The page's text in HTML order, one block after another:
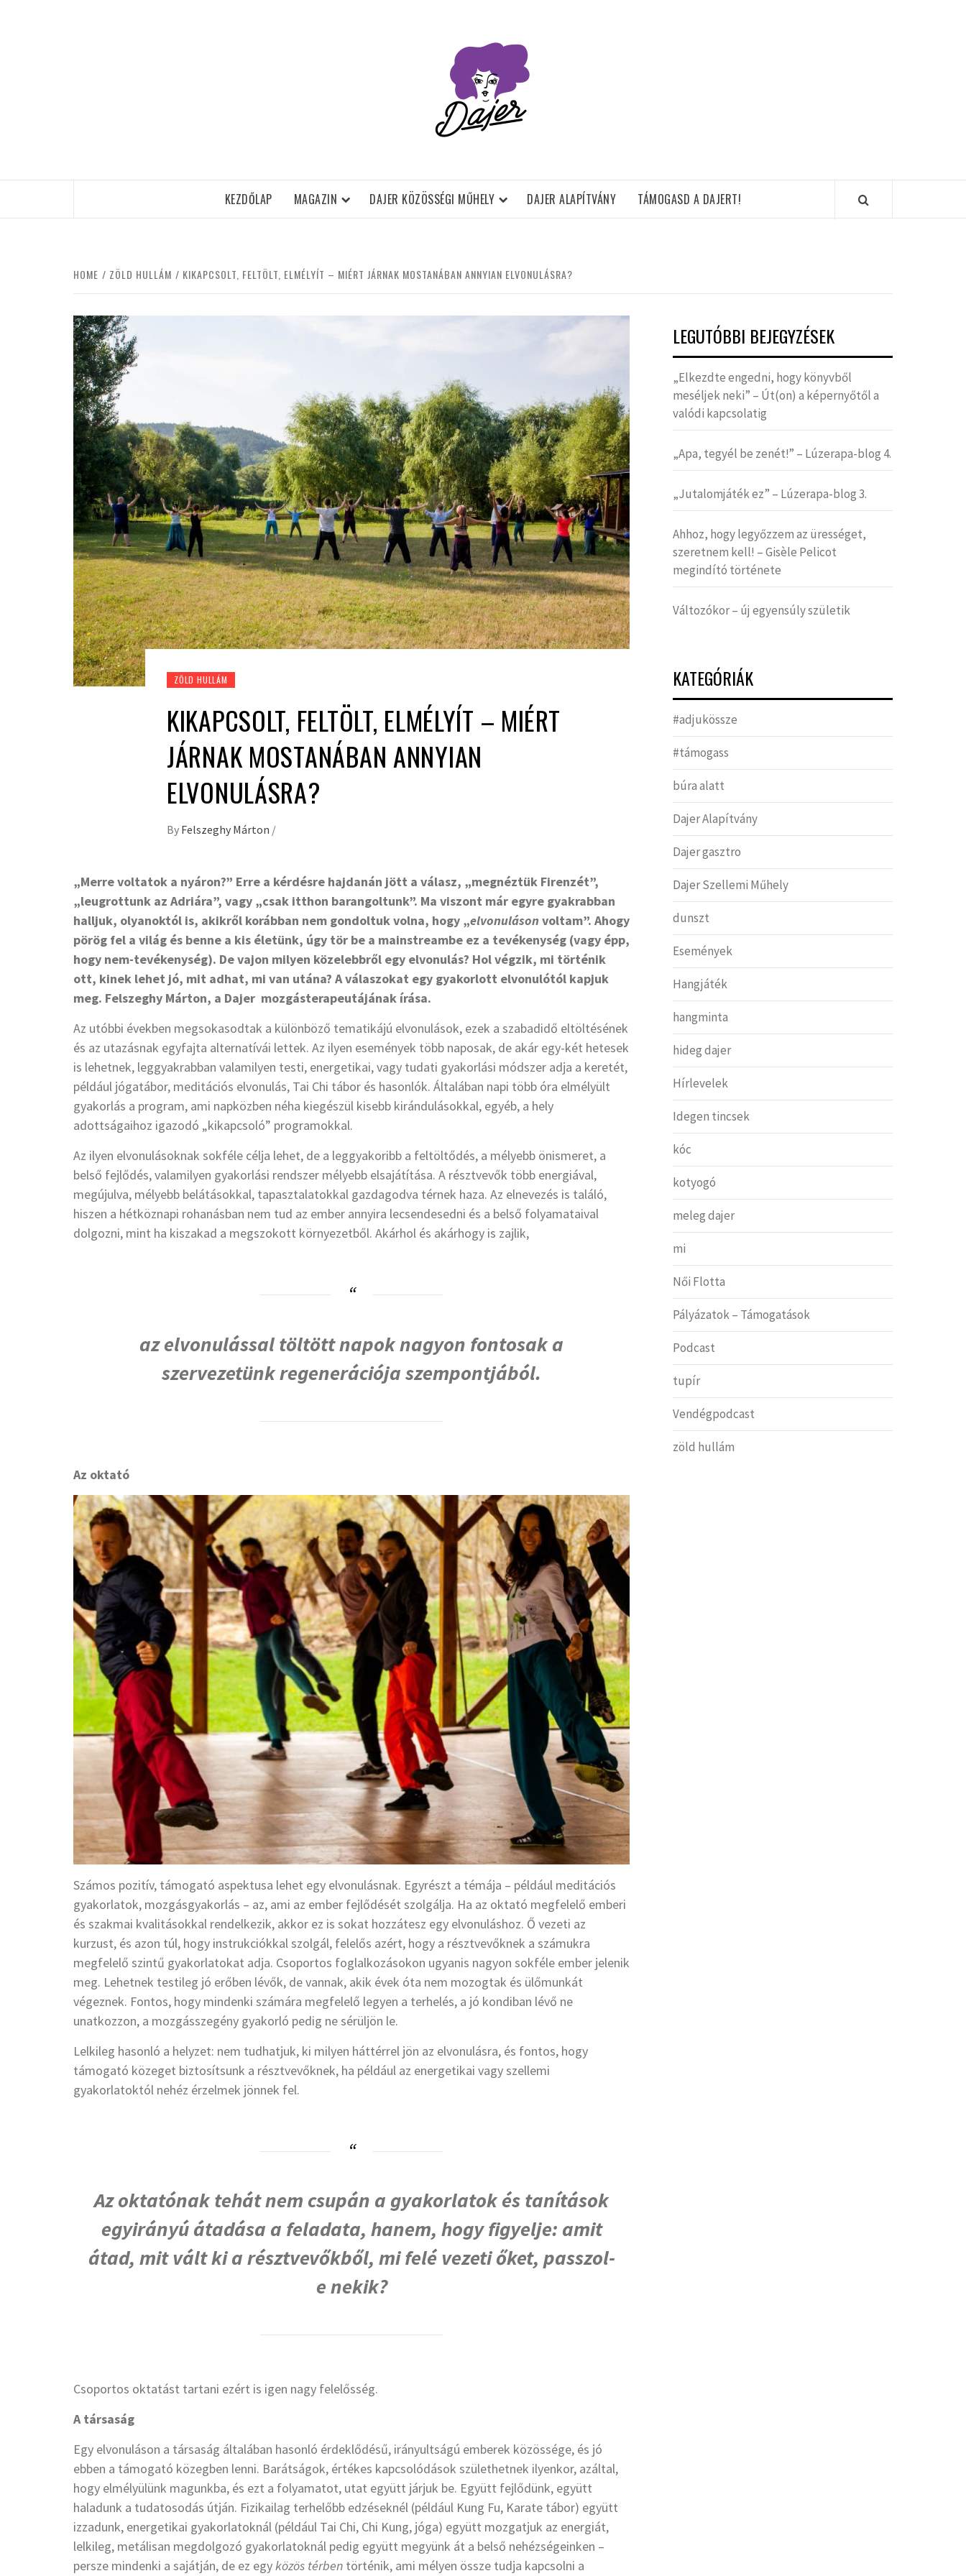
KEZDŐLAP MAGAZIN DAJER KÖZÖSSÉGI MŰHELY DAJER ALAPÍTVÁNY TÁMOGASD A DAJERT!
HOME ZÖLD HULLÁM KIKAPCSOLT, FELTÖLT, ELMÉLYÍT – MIÉRT JÁRNAK MOSTANÁBAN ANNYIAN ELVONULÁSRA?
ZÖLD HULLÁM
KIKAPCSOLT, FELTÖLT, ELMÉLYÍT – MIÉRT
JÁRNAK MOSTANÁBAN ANNYIAN
ELVONULÁSRA?
By Felszeghy Márton /
„Merre voltatok a nyáron?” Erre a kérdésre hajdanán jött a válasz, „megnéztük Firenzét”,
„leugrottunk az Adriára”, vagy „csak itthon barangoltunk”. Ma viszont már egyre gyakrabban
halljuk, olyanoktól is, akikről korábban nem gondoltuk volna, hogy „elvonuláson voltam”. Ahogy
pörög fel a világ és benne a kis életünk, úgy tör be a mainstreambe ez a tevékenység (vagy épp,
hogy nem-tevékenység). De vajon milyen közelebbről egy elvonulás? Hol végzik, mi történik
ott, kinek lehet jó, mit adhat, mi van utána? A válaszokat egy gyakorlott elvonulótól kapjuk
meg. Felszeghy Márton, a Dajer mozgásterapeutájának írása.
Az utóbbi években megsokasodtak a különböző tematikájú elvonulások, ezek a szabadidő eltöltésének
és az utazásnak egyfajta alternatívái lettek. Az ilyen események több naposak, de akár egy-két hetesek
is lehetnek, leggyakrabban valamilyen testi, energetikai, vagy tudati gyakorlási módszer adja a keretét,
például jógatábor, meditációs elvonulás, Tai Chi tábor és hasonlók. Általában napi több óra elmélyült
gyakorlás a program, ami napközben néha kiegészül kisebb kirándulásokkal, egyéb, a hely
adottságaihoz igazodó „kikapcsoló” programokkal.
Az ilyen elvonulásoknak sokféle célja lehet, de a leggyakoribb a feltöltődés, a mélyebb önismeret, a
belső fejlődés, valamilyen gyakorlási rendszer mélyebb elsajátítása. A résztvevők több energiával,
megújulva, mélyebb belátásokkal, tapasztalatokkal gazdagodva térnek haza. Az elnevezés is találó,
hiszen a hétköznapi rohanásban nem tud az ember annyira lecsendesedni és a belső folyamataival
dolgozni, mint ha kiszakad a megszokott környezetből. Akárhol és akárhogy is zajlik,
az elvonulással töltött napok nagyon fontosak a
szervezetünk regenerációja szempontjából.
Az oktató
Számos pozitív, támogató aspektusa lehet egy elvonulásnak. Egyrészt a témája – például meditációs
gyakorlatok, mozgásgyakorlás – az, ami az ember fejlődését szolgálja. Ha az oktató megfelelő emberi
és szakmai kvalitásokkal rendelkezik, akkor ez is sokat hozzátesz egy elvonuláshoz. Ő vezeti az
kurzust, és azon túl, hogy instrukciókkal szolgál, felelős azért, hogy a résztvevőknek a számukra
megfelelő szintű gyakorlatokat adja. Csoportos foglalkozásokon ugyanis nagyon sokféle ember jelenik
meg. Lehetnek testileg jó erőben lévők, de vannak, akik évek óta nem mozogtak és ülőmunkát
végeznek. Fontos, hogy mindenki számára megfelelő legyen a terhelés, a jó kondiban lévő ne
unatkozzon, a mozgásszegény gyakorló pedig ne sérüljön le.
Lelkileg hasonló a helyzet: nem tudhatjuk, ki milyen háttérrel jön az elvonulásra, és fontos, hogy
támogató közeget biztosítsunk a résztvevőknek, ha például az energetikai vagy szellemi
gyakorlatoktól nehéz érzelmek jönnek fel.
Az oktatónak tehát nem csupán a gyakorlatok és tanítások
egyirányú átadása a feladata, hanem, hogy figyelje: amit
átad, mit vált ki a résztvevőkből, mi felé vezeti őket, passzol-
e nekik?
Csoportos oktatást tartani ezért is igen nagy felelősség.
A társaság
Egy elvonuláson a társaság általában hasonló érdeklődésű, irányultságú emberek közössége, és jó
ebben a támogató közegben lenni. Barátságok, értékes kapcsolódások születhetnek ilyenkor, azáltal,
hogy elmélyülünk magunkba, és ezt a folyamatot, utat együtt járjuk be. Együtt fejlődünk, együtt
haladunk a tudatosodás útján. Fizikailag terhelőbb edzéseknél (például Kung Fu, Karate tábor) együtt
izzadunk, energetikai gyakorlatoknál (például Tai Chi, Chi Kung, jóga) együtt mozgatjuk az energiát,
lelkileg, metálisan megdolgozó gyakorlatoknál pedig együtt megyünk át a belső nehézségeinken –
persze mindenki a sajátján, de ez egyközös térben történik, ami mélyen össze tudja kapcsolni a
LEGUTÓBBI BEJEGYZÉSEK
„Elkezdte engedni, hogy könyvből
meséljek neki” – Út(on) a képernyőtől a
valódi kapcsolatig
„Apa, tegyél be zenét!” – Lúzerapa-blog 4.
„Jutalomjáték ez” – Lúzerapa-blog 3.
Ahhoz, hogy legyőzzem az ürességet,
szeretnem kell! – Gisèle Pelicot
megindító története
Változókor – új egyensúly születik
KATEGÓRIÁK
#adjukössze
#támogass
búra alatt
Dajer Alapítvány
Dajer gasztro
Dajer Szellemi Műhely
dunszt
Események
Hangjáték
hangminta
hideg dajer
Hírlevelek
Idegen tincsek
kóc
kotyogó
meleg dajer
mi
Női Flotta
Pályázatok – Támogatások
Podcast
tupír
Vendégpodcast
zöld hullám